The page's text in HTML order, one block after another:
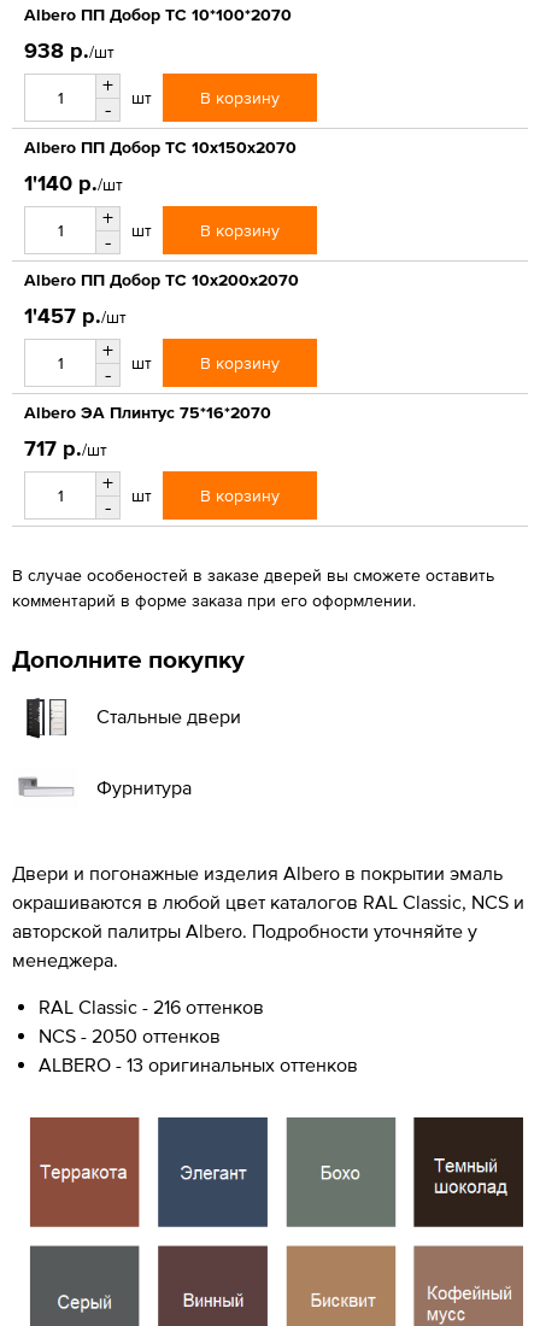
Albero ПП Добор ТС 10*100*2070
938 р./шт
+
-
шт В корзину
Albero ПП Добор ТС 10х150х2070
1'140 р./шт
+
-
шт В корзину
Albero ПП Добор ТС 10х200х2070
1'457 р./шт
+
-
шт В корзину
Albero ЭА Плинтус 75*16*2070
717 р./шт
+
-
шт В корзину
В случае особеностей в заказе дверей вы сможете оставить
комментарий в форме заказа при его оформлении.
Дополните покупку
Стальные двери
Фурнитура
Двери и погонажные изделия Albero в покрытии эмаль
окрашиваются в любой цвет каталогов RAL Classic, NCS и
авторской палитры Albero. Подробности уточняйте у
менеджера.
RAL Classic - 216 оттенков
NCS - 2050 оттенков
ALBERO - 13 оригинальных оттенков